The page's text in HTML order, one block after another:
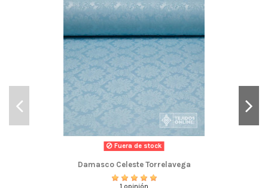
Fuera de stock
Damasco Celeste Torrelavega